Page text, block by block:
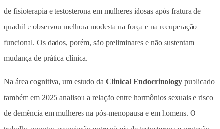
de fisioterapia e testosterona em mulheres idosas após fratura de
quadril e observou melhora modesta na força e na recuperação
funcional. Os dados, porém, são preliminares e não sustentam
mudança de prática clínica.
Na área cognitiva, um estudo da Clinical Endocrinology publicado
também em 2025 analisou a relação entre hormônios sexuais e risco
de demência em mulheres na pós-menopausa e em homens. O